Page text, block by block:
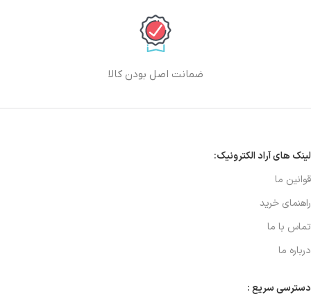
ضمانت اصل بودن کالا
لینک های آراد الکترونیک:
قوانین ما
راهنمای خرید
تماس با ما
درباره ما
دسترسی سریع :